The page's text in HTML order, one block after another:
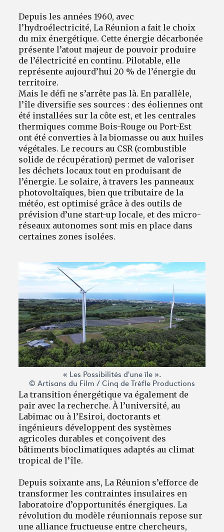
Depuis les années 1960, avec
l’hydroélectricité, La Réunion a fait le choix
du mix énergétique. Cette énergie décarbonée
présente l’atout majeur de pouvoir produire
de l’électricité en continu. Pilotable, elle
représente aujourd’hui 20 % de l’énergie du
territoire.
Mais le défi ne s’arrête pas là. En parallèle,
l’île diversifie ses sources : des éoliennes ont
été installées sur la côte est, et les centrales
thermiques comme Bois-Rouge ou Port-Est
ont été converties à la biomasse ou aux huiles
végétales. Le recours au CSR (combustible
solide de récupération) permet de valoriser
les déchets locaux tout en produisant de
l’énergie. Le solaire, à travers les panneaux
photovoltaïques, bien que tributaire de la
météo, est optimisé grâce à des outils de
prévision d’une start-up locale, et des micro-
réseaux autonomes sont mis en place dans
certaines zones isolées.
« Les Possibilités d'une île ».
© Artisans du Film / Cinq de Trèfle Productions
La transition énergétique va également de
pair avec la recherche. À l’université, au
Labimac ou à l’Esiroi, doctorants et
ingénieurs développent des systèmes
agricoles durables et conçoivent des
bâtiments bioclimatiques adaptés au climat
tropical de l’île.
Depuis soixante ans, La Réunion s’efforce de
transformer les contraintes insulaires en
laboratoire d’opportunités énergiques. La
révolution du modèle réunionnais repose sur
une alliance fructueuse entre chercheurs,